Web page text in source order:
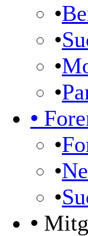
•
•
•
•
•
•
•
•
•